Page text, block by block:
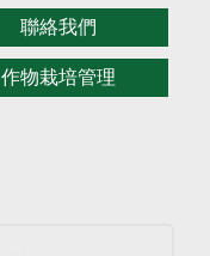
聯絡我們
作物栽培管理